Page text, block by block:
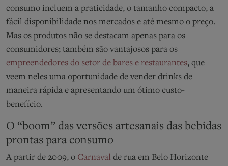
consumo incluem a praticidade, o tamanho compacto, a
fácil disponibilidade nos mercados e até mesmo o preço.
Mas os produtos não se destacam apenas para os
consumidores; também são vantajosos para os
empreendedores do setor de bares e restaurantes, que
veem neles uma oportunidade de vender drinks de
maneira rápida e apresentando um ótimo custo-
benefício.
O “boom” das versões artesanais das bebidas
prontas para consumo
A partir de 2009, o Carnaval de rua em Belo Horizonte